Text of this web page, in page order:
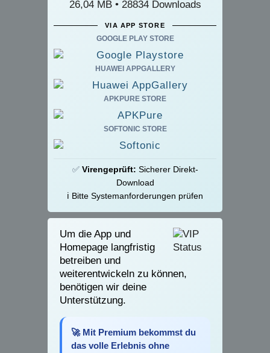
26,04 MB • 28834 Downloads
VIA APP STORE
GOOGLE PLAY STORE
HUAWEI APPGALLERY
APKPURE STORE
SOFTONIC STORE
✅ Virengeprüft: Sicherer Direkt-
Download
ℹ️ Bitte Systemanforderungen prüfen
Um die App und
Homepage langfristig
betreiben und
weiterentwickeln zu können,
benötigen wir deine
Unterstützung.
🚀 Mit Premium bekommst du
das volle Erlebnis ohne